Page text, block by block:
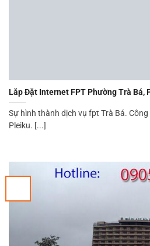
Lắp Đặt Internet FPT Phường Trà Bá,
Sự hình thành dịch vụ fpt Trà Bá. Công
Pleiku. [...]